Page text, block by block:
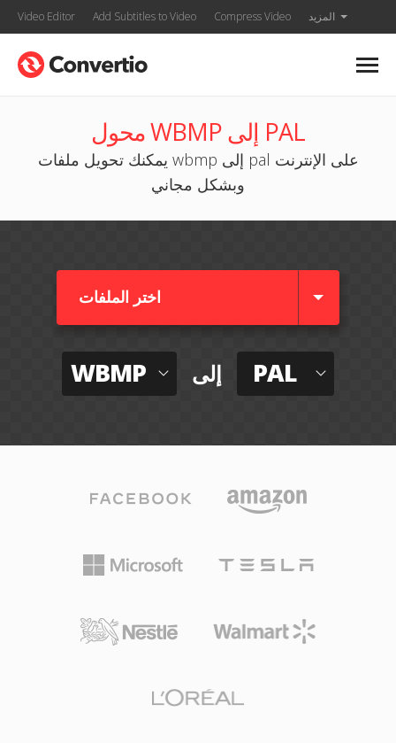
Video Editor Add Subtitles to Video Compress Video المزيد
محول WBMP إلى PAL
يمكنك تحويل ملفات wbmp إلى pal على الإنترنت
وبشكل مجاني
اختر الملفات
WBMP إلى PAL